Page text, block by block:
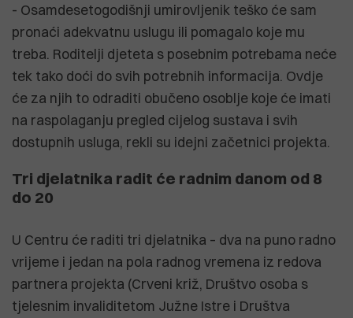
- Osamdesetogodišnji umirovljenik teško će sam
pronaći adekvatnu uslugu ili pomagalo koje mu
treba. Roditelji djeteta s posebnim potrebama neće
tek tako doći do svih potrebnih informacija. Ovdje
će za njih to odraditi obučeno osoblje koje će imati
na raspolaganju pregled cijelog sustava i svih
dostupnih usluga, rekli su idejni začetnici projekta.
Tri djelatnika radit će radnim danom od 8
do 20
U Centru će raditi tri djelatnika – dva na puno radno
vrijeme i jedan na pola radnog vremena iz redova
partnera projekta (Crveni križ, Društvo osoba s
tjelesnim invaliditetom Južne Istre i Društva